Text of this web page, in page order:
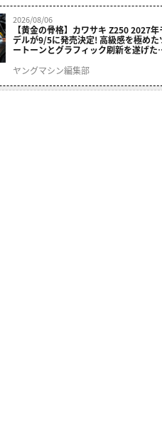
2026/08/06
【黄金の骨格】カワサキ Z250 2027年
デルが9/5に発売決定! 高級感を極めた
ートーンとグラフィック刷新を遂げた
ヤングマシン編集部